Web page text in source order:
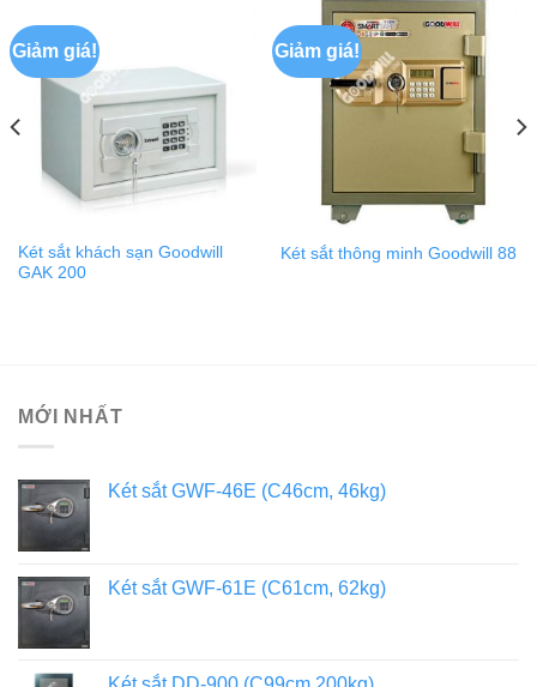
Giảm giá!
Két sắt khách sạn Goodwill
GAK 200
Giảm giá!
Két sắt thông minh Goodwill 88
MỚI NHẤT
Két sắt GWF-46E (C46cm, 46kg)
Két sắt GWF-61E (C61cm, 62kg)